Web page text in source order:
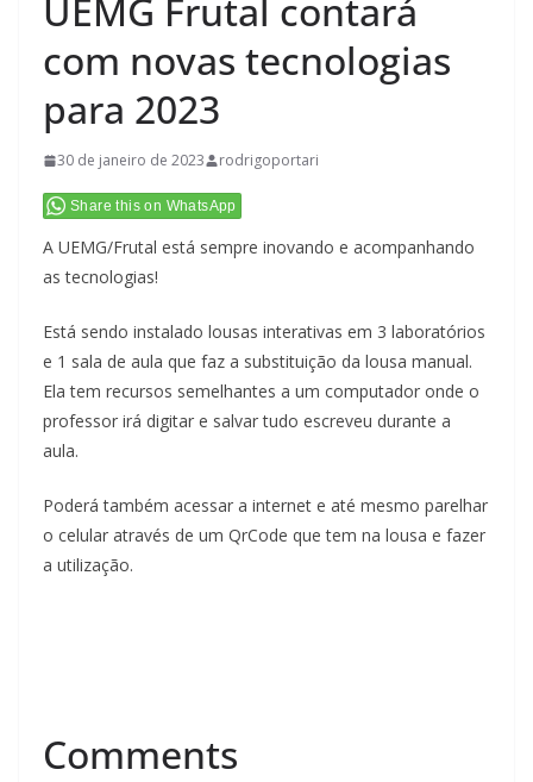
UEMG Frutal contará
com novas tecnologias
para 2023
30 de janeiro de 2023 rodrigoportari
Share this on WhatsApp
A UEMG/Frutal está sempre inovando e acompanhando
as tecnologias!
Está sendo instalado lousas interativas em 3 laboratórios
e 1 sala de aula que faz a substituição da lousa manual.
Ela tem recursos semelhantes a um computador onde o
professor irá digitar e salvar tudo escreveu durante a
aula.
Poderá também acessar a internet e até mesmo parelhar
o celular através de um QrCode que tem na lousa e fazer
a utilização.
Comments